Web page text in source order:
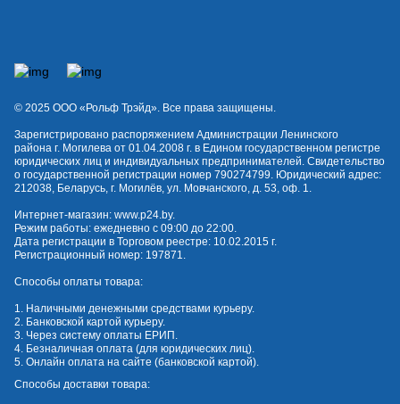
© 2025 OOO «Рольф Трэйд». Все права защищены.
Зарегистрировано распоряжением Администрации Ленинского
района г. Могилева от 01.04.2008 г. в Едином государственном регистре
юридических лиц и индивидуальных предпринимателей. Свидетельство
о государственной регистрации номер 790274799. Юридический адрес:
212038, Беларусь, г. Могилёв, ул. Мовчанского, д. 53, оф. 1.
Интернет-магазин: www.p24.by.
Режим работы: ежедневно с 09:00 до 22:00.
Дата регистрации в Торговом реестре: 10.02.2015 г.
Регистрационный номер: 197871.
Способы оплаты товара:
1. Наличными денежными средствами курьеру.
2. Банковской картой курьеру.
3. Через систему оплаты ЕРИП.
4. Безналичная оплата (для юридических лиц).
5. Онлайн оплата на сайте (банковской картой).
Способы доставки товара: